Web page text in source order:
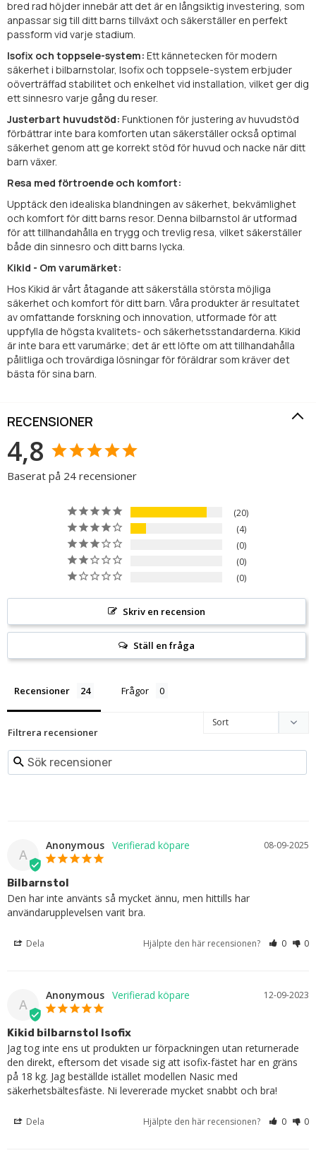
bred rad höjder innebär att det är en långsiktig investering, som
anpassar sig till ditt barns tillväxt och säkerställer en perfekt
passform vid varje stadium.
Isofix och toppsele-system: Ett kännetecken för modern
säkerhet i bilbarnstolar, Isofix och toppsele-system erbjuder
oöverträffad stabilitet och enkelhet vid installation, vilket ger dig
ett sinnesro varje gång du reser.
Justerbart huvudstöd: Funktionen för justering av huvudstöd
förbättrar inte bara komforten utan säkerställer också optimal
säkerhet genom att ge korrekt stöd för huvud och nacke när ditt
barn växer.
Resa med förtroende och komfort:
Upptäck den idealiska blandningen av säkerhet, bekvämlighet
och komfort för ditt barns resor. Denna bilbarnstol är utformad
för att tillhandahålla en trygg och trevlig resa, vilket säkerställer
både din sinnesro och ditt barns lycka.
Kikid - Om varumärket:
Hos Kikid är vårt åtagande att säkerställa största möjliga
säkerhet och komfort för ditt barn. Våra produkter är resultatet
av omfattande forskning och innovation, utformade för att
uppfylla de högsta kvalitets- och säkerhetsstandarderna. Kikid
är inte bara ett varumärke; det är ett löfte om att tillhandahålla
pålitliga och trovärdiga lösningar för föräldrar som kräver det
bästa för sina barn.
RECENSIONER
4,8
Baserat på 24 recensioner
20
4
0
0
0
Skriv en recension
Ställ en fråga
Recensioner Frågor
Filtrera recensioner
A
08-09-2025
Anonymous
Bilbarnstol
Den har inte använts så mycket ännu, men hittills har
användarupplevelsen varit bra.
Dela Hjälpte den här recensionen? 0 0
A
12-09-2023
Anonymous
Kikid bilbarnstol Isofix
Jag tog inte ens ut produkten ur förpackningen utan returnerade
den direkt, eftersom det visade sig att isofix-fästet har en gräns
på 18 kg. Jag beställde istället modellen Nasic med
säkerhetsbältesfäste. Ni levererade mycket snabbt och bra!
Dela Hjälpte den här recensionen? 0 0